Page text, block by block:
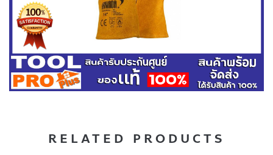
RELATED PRODUCTS